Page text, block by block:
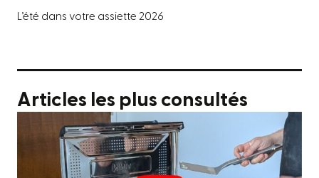
L’été dans votre assiette 2026
Articles les plus consultés